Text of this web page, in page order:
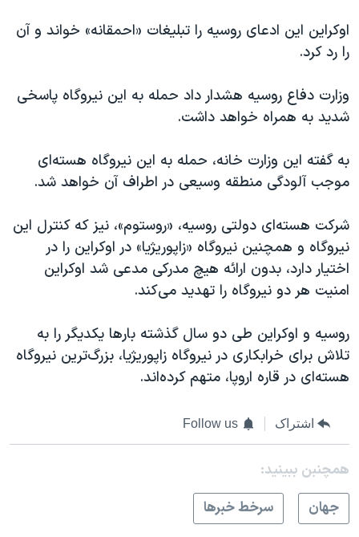
اوکراین این ادعای روسیه را تبلیغات «احمقانه» خواند و آن
را رد کرد.
وزارت دفاع روسیه هشدار داد حمله به این نیروگاه پاسخی
شدید به همراه خواهد داشت.
به گفته این وزارت خانه، حمله به این نیروگاه هسته‌ای
موجب آلودگی منطقه وسیعی در اطراف آن خواهد شد.
شرکت هسته‌ای دولتی روسیه، «روستوم»، نیز که کنترل این
نیروگاه و همچنین نیروگاه «زاپوریژیا» در اوکراین را در
اختیار دارد، بدون ارائه هیچ مدرکی مدعی شد اوکراین
امنیت هر دو نیروگاه را تهدید می‌کند.
روسیه و اوکراین طی دو سال گذشته بارها یکدیگر را به
تلاش برای خرابکاری در نیروگاه زاپوریژیا، بزرگ‌ترین نیروگاه
هسته‌ای در قاره اروپا، متهم کرده‌اند.
اشتراک Follow us
همچنبن ببینید:
جهان
سرخط خبرها